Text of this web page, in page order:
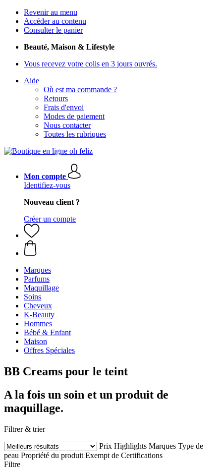
Revenir au menu
Accéder au contenu
Consulter le panier
Beauté, Maison & Lifestyle
Vous recevez votre colis en 3 jours ouvrés.
Aide
Où est ma commande ?
Retours
Frais d'envoi
Modes de paiement
Nous contacter
Toutes les rubriques
Mon compte
Identifiez-vous
Nouveau client ?
Créer un compte
Marques
Parfums
Maquillage
Soins
Cheveux
K-Beauty
Hommes
Bébé & Enfant
Maison
Offres Spéciales
BB Creams pour le teint
A la fois un soin et un produit de
maquillage.
Filtrer & trier
Prix Highlights Marques Type de
peau Propriété du produit Exempt de Certifications
Filtre